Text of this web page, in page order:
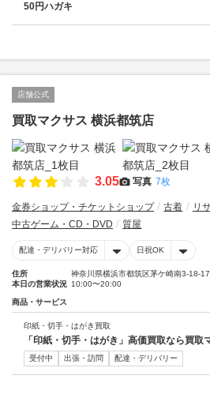
50円ハガキ
店舗公式
買取マクサス 横浜都筑店
3.05 写真 7枚
金券ショップ・チケットショップ 古着 リ
中古ゲーム・CD・DVD
質屋
配達・デリバリー対応 日祝OK
住所
神奈川県横浜市都筑区茅ケ崎南3-18-
本日の営業状況 10:00〜20:00
商品・サービス
印紙・切手・はがき買取
「印紙・切手・はがき」高価買取なら買取
受付中 出張・訪問 配達・デリバリー